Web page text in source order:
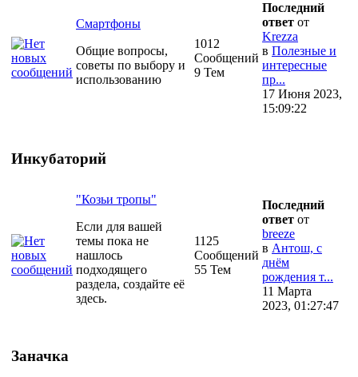
Смартфоны
Общие вопросы,
советы по выбору и
использованию
1012
Сообщений
9 Тем
Последний
ответ от
Krezza
в Полезные и
интересные
пр...
17 Июня 2023,
15:09:22
Инкубаторий
"Козьи тропы"
Если для вашей
темы пока не
нашлось
подходящего
раздела, создайте её
здесь.
1125
Сообщений
55 Тем
Последний
ответ от
breeze
в Антош, с
днём
рождения т...
11 Марта
2023, 01:27:47
Заначка